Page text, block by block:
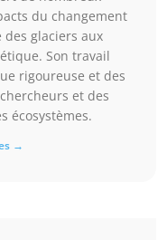
du changement
glaciers aux
Son travail
rigoureuse et des
et des
écosystèmes.
→